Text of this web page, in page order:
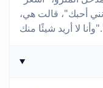
أحبك"، قالت هي،
منك."